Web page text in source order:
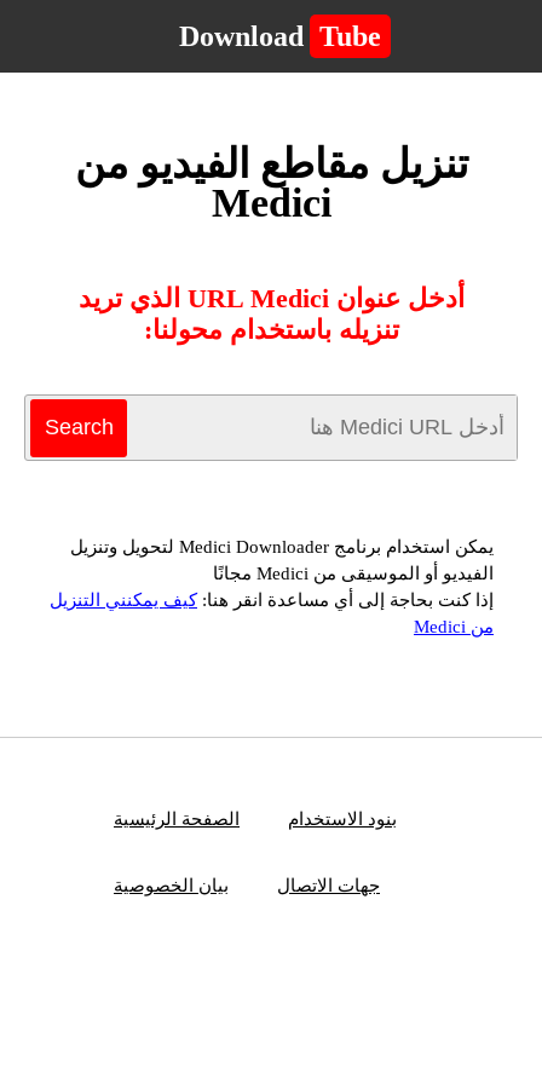
Download Tube
تنزيل مقاطع الفيديو من
Medici
أدخل عنوان URL Medici الذي تريد
تنزيله باستخدام محولنا:
يمكن استخدام برنامج Medici Downloader لتحويل وتنزيل
الفيديو أو الموسيقى من Medici مجانًا
إذا كنت بحاجة إلى أي مساعدة انقر هنا:كيف يمكنني التنزيل
من Medici
الصفحة الرئيسية بنود الاستخدام
بيان الخصوصية جهات الاتصال